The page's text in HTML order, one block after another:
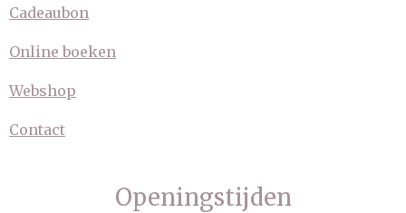
Cadeaubon
Online boeken
Webshop
Contact
Openingstijden